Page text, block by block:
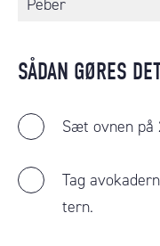
SÅDAN GØRES
Sæt ovnen på
Tag
tern.